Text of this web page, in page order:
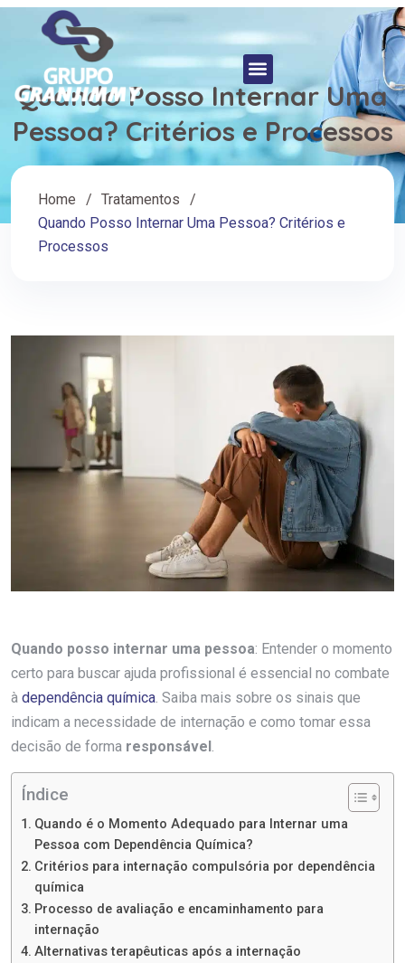
Quando Posso Internar Uma
Pessoa? Critérios e Processos
Home
Tratamentos
Quando Posso Internar Uma Pessoa? Critérios e
Processos
Quando posso internar uma pessoa: Entender o momento
certo para buscar ajuda profissional é essencial no combate
à dependência química. Saiba mais sobre os sinais que
indicam a necessidade de internação e como tomar essa
decisão de forma responsável.
Índice
Quando é o Momento Adequado para Internar uma
Pessoa com Dependência Química?
Critérios para internação compulsória por dependência
química
Processo de avaliação e encaminhamento para
internação
Alternativas terapêuticas após a internação